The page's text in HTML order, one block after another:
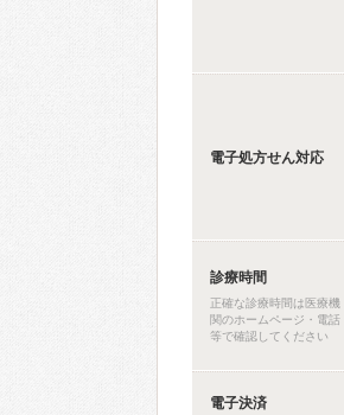
電子処方せん対応
診療時間
正確な診療時間は医療機
関のホームページ・電話
等で確認してください
電子決済